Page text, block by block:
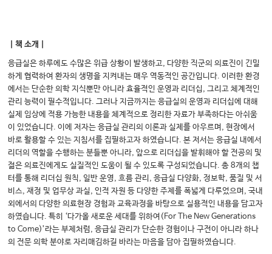
｜책 소개｜
응급실은 하루에도 수많은 위급 상황이 발생하고, 다양한 직군의 의료진이 긴밀
하게 협력하여 환자의 생명을 지켜내는 매우 역동적인 공간입니다. 이러한 환경
에서는 단순한 의학 지식뿐만 아니라 효율적인 운영과 리더십, 그리고 체계적인
관리 능력이 필수적입니다. 그러나 지금까지는 응급실의 운영과 리더십에 대해
실제 임상에 적용 가능한 내용을 체계적으로 정리한 자료가 부족하다는 아쉬움
이 있었습니다. 이에 저자는 응급실 관리의 이론과 실제를 아우르며, 현장에서
바로 활용할 수 있는 지침서를 집필하고자 하였습니다. 본 저서는 응급실 내에서
리더의 역할을 수행하는 분들뿐 아니라, 앞으로 리더십을 발휘해야 할 전공의 및
젊은 의료진에게도 실질적인 도움이 될 수 있도록 구성되었습니다. 총 8개의 챕
터를 통해 리더십 원칙, 일반 운영, 흐름 관리, 응급실 다양화, 정보학, 품질 및 서
비스, 재정 및 업무상 과실, 인적 자원 등 다양한 주제를 폭넓게 다루었으며, 국내
외에서의 다양한 의료현장 경험과 교육과정을 바탕으로 실용적인 내용을 담고자
하였습니다. 특히 ‘다가올 새로운 세대를 위하여(For The New Generations
to Come)’라는 부제처럼, 응급실 관리가 단순한 경험이나 구전이 아니라 하나
의 전문 의학 분야로 자리매김하길 바라는 마음을 담아 집필하였습니다.